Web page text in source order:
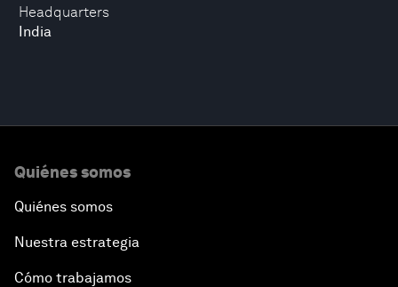
Headquarters
India
Quiénes somos
Quiénes somos
Nuestra estrategia
Cómo trabajamos